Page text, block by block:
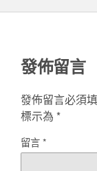
發佈留言
發佈留言必須
標示為 *
留言*